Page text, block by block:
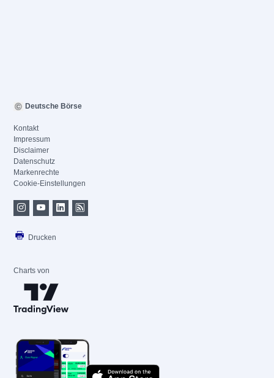
Deutsche Börse
Kontakt
Impressum
Disclaimer
Datenschutz
Markenrechte
Cookie-Einstellungen
Drucken
Charts von